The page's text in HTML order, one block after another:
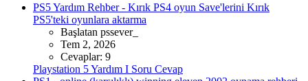
PS5 Yardım Rehber - Kırık PS4 oyun Save'lerini Kırık
PS5'teki oyunlara aktarma
Başlatan pssever_
Tem 2, 2026
Cevaplar: 9
Playstation 5 Yardım I Soru Cevap